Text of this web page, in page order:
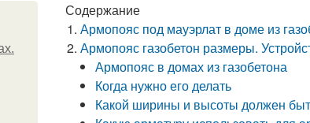
Содержание
Армопояс под мауэрлат в доме из
Армопояс газобетон размеры.
Армопояс в домах из газобетона
Когда нужно его делать
Какой ширины и высоты должен